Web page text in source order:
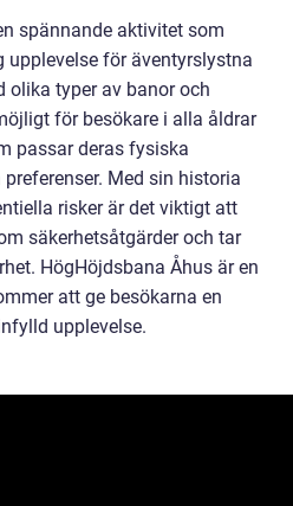
spännande aktivitet som
upplevelse för äventyrslystna
olika typer av banor och
för besökare i alla åldrar
passar deras fysiska
Med sin historia
risker är det viktigt att
säkerhetsåtgärder och tar
HögHöjdsbana Åhus är en
att ge besökarna en
upplevelse.